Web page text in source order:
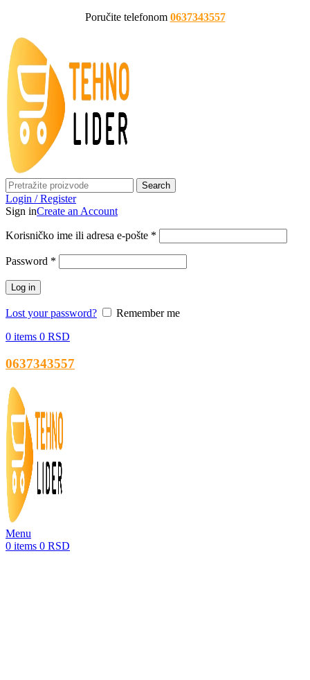
Poručite telefonom 0637343557
Search
Login / Register
Sign inCreate an Account
Korisničko ime ili adresa e-pošte *
Password *
Log in
Lost your password?
Remember me
0 items 0 RSD
0637343557
Menu
0 items 0 RSD